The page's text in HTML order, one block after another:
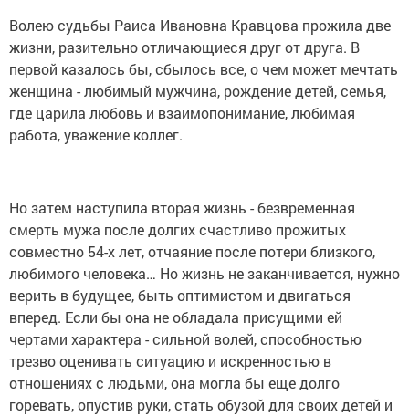
Волею судьбы Раиса Ивановна Кравцова прожила две
жизни, разительно отличающиеся друг от друга. В
первой казалось бы, сбылось все, о чем может мечтать
женщина - любимый мужчина, рождение детей, семья,
где царила любовь и взаимопонимание, любимая
работа, уважение коллег.
Но затем наступила вторая жизнь - безвременная
смерть мужа после долгих счастливо прожитых
совместно 54-х лет, отчаяние после потери близкого,
любимого человека… Но жизнь не заканчивается, нужно
верить в будущее, быть оптимистом и двигаться
вперед. Если бы она не обладала присущими ей
чертами характера - сильной волей, способностью
трезво оценивать ситуацию и искренностью в
отношениях с людьми, она могла бы еще долго
горевать, опустив руки, стать обузой для своих детей и